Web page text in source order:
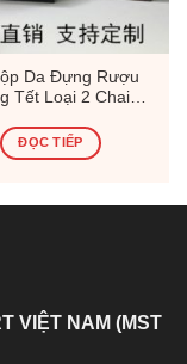
Da Đựng Rượu
Tết Loại 2 Chai
ĐỌC TIẾP
VIỆT NAM (MST